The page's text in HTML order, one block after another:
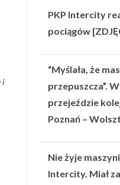
i
PKP Intercity
pociągów
“Myślała, że
przepuszcza”.
przejeździe
Poznań –
Nie żyje
Intercity. Miał